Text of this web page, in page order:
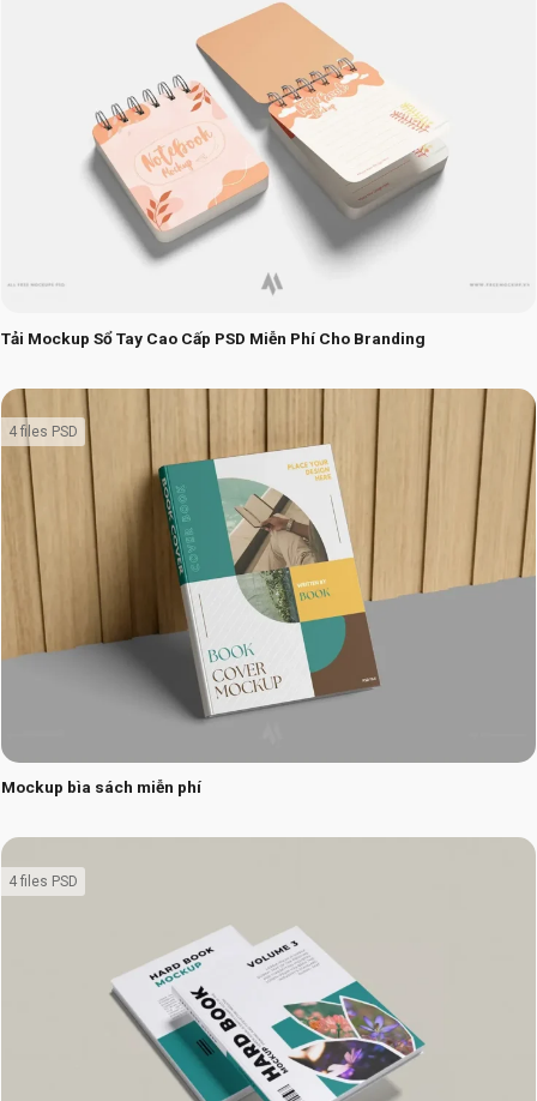
Tải Mockup Sổ Tay Cao Cấp PSD Miễn Phí Cho Branding
Mockup bìa sách miễn phí
4 files PSD
4 files PSD